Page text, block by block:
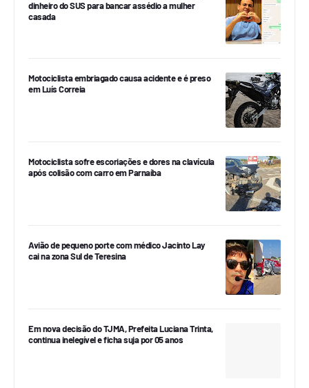
dinheiro do SUS para bancar assédio a mulher
casada
Motociclista embriagado causa acidente e é preso
em Luís Correia
Motociclista sofre escoriações e dores na clavícula
após colisão com carro em Parnaíba
Avião de pequeno porte com médico Jacinto Lay
cai na zona Sul de Teresina
Em nova decisão do TJMA, Prefeita Luciana Trinta,
continua inelegível e ficha suja por 05 anos